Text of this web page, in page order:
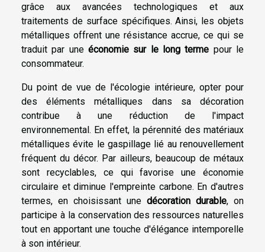
grâce aux avancées technologiques et aux
traitements de surface spécifiques. Ainsi, les objets
métalliques offrent une résistance accrue, ce qui se
traduit par une économie sur le long terme pour le
consommateur.
Du point de vue de l'écologie intérieure, opter pour
des éléments métalliques dans sa décoration
contribue à une réduction de l'impact
environnemental. En effet, la pérennité des matériaux
métalliques évite le gaspillage lié au renouvellement
fréquent du décor. Par ailleurs, beaucoup de métaux
sont recyclables, ce qui favorise une économie
circulaire et diminue l'empreinte carbone. En d'autres
termes, en choisissant une décoration durable, on
participe à la conservation des ressources naturelles
tout en apportant une touche d'élégance intemporelle
à son intérieur.